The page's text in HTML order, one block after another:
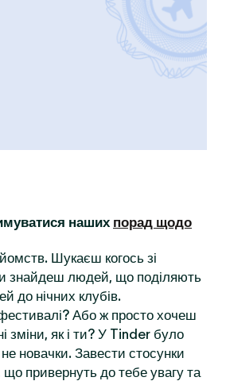
наших порад щодо
Шукаєш когось зі
знайдеш людей, що поділяють
до нічних клубів.
Або ж просто хочеш
зміни, як і ти? У Tinder було
новачки. Завести стосунки
привернуть до тебе увагу та